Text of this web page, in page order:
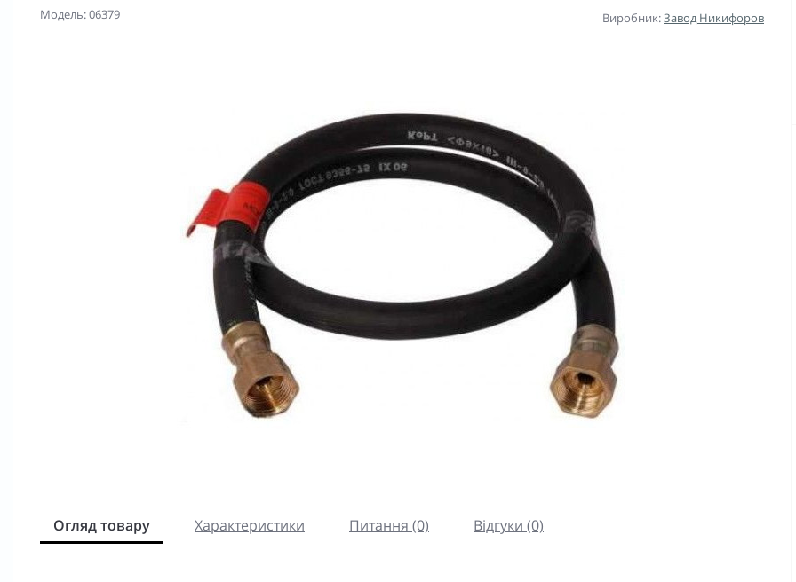
Модель: 06379
Виробник:Завод Никифоров
Огляд товару Характеристики Питання (0) Відгуки (0)